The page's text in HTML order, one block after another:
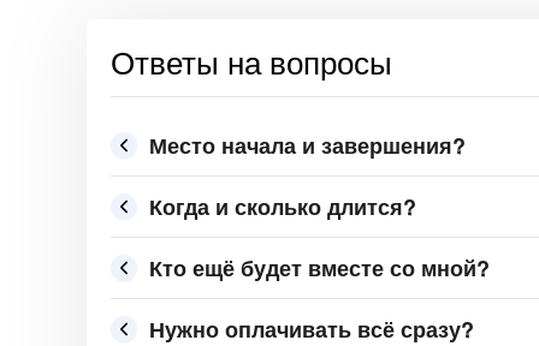
Ответы на вопросы
Место начала и завершения?
Когда и сколько длится?
Кто ещё будет вместе со мной?
Нужно оплачивать всё сразу?